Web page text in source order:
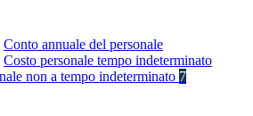
Conto annuale del personale
Costo personale tempo indeterminato
non a tempo indeterminato 7